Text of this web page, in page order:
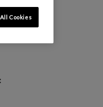
Cookies